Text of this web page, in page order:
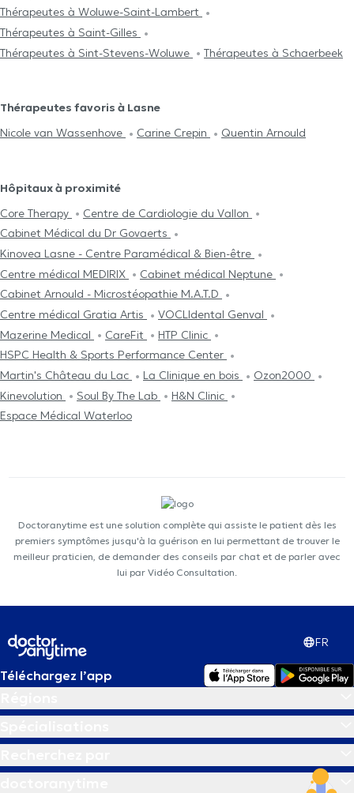
Thérapeutes à Woluwe-Saint-Lambert
Thérapeutes à Saint-Gilles
Thérapeutes à Sint-Stevens-Woluwe
Thérapeutes à Schaerbeek
Thérapeutes favoris à Lasne
Nicole van Wassenhove
Carine Crepin Quentin Arnould
Hôpitaux à proximité
Core Therapy
Centre de Cardiologie du Vallon
Cabinet Médical du Dr Govaerts
Kinovea Lasne - Centre Paramédical & Bien-être
Centre médical MEDIRIX
Cabinet médical Neptune
Cabinet Arnould - Microstéopathie M.A.T.D
Centre médical Gratia Artis
VOCLIdental Genval
Mazerine Medical
CareFit
HTP Clinic
HSPC Health & Sports Performance Center
Martin's Château du Lac
La Clinique en bois
Ozon2000
Kinevolution
Soul By The Lab
H&N Clinic
Espace Médical Waterloo
Doctoranytime est une solution complète qui assiste le patient dès les
premiers symptômes jusqu'à la guérison en lui permettant de trouver le
meilleur praticien, de demander des conseils par chat et de parler avec
lui par Vidéo Consultation.
FR
Téléchargez l’app